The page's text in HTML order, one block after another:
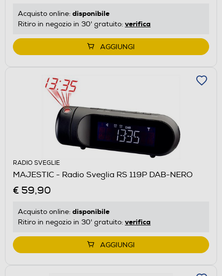
Acquisto online: disponibile
Ritiro in negozio in 30' gratuito: verifica
AGGIUNGI
RADIO SVEGLIE
MAJESTIC - Radio Sveglia RS 119P DAB-NERO
€ 59,90
Acquisto online: disponibile
Ritiro in negozio in 30' gratuito: verifica
AGGIUNGI